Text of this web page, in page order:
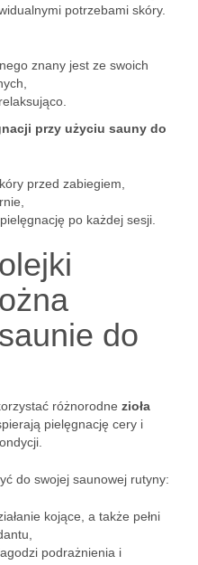
potrzebami skóry.
znany jest ze swoich
przy użyciu sauny do
przed zabiegiem,
po każdej sesji.
do
różnorodne zioła
pielęgnację cery i
do swojej saunowej rutyny:
kojące, a także pełni
podrażnienia i